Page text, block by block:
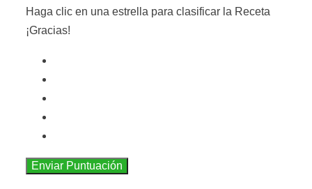
Haga clic en una estrella para clasificar la Receta
¡Gracias!
Enviar Puntuación